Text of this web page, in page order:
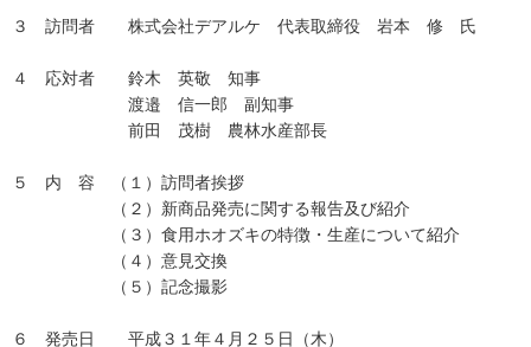
３ 訪問者 株式会社デアルケ 代表取締役 岩本 修 氏
４ 応対者 鈴木 英敬 知事
渡邉 信一郎 副知事
前田 茂樹 農林水産部長
５ 内 容 （１）訪問者挨拶
（２）新商品発売に関する報告及び紹介
（３）食用ホオズキの特徴・生産について紹介
（４）意見交換
（５）記念撮影
６ 発売日 平成３１年４月２５日（木）